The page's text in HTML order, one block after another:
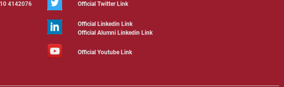
4142076 Official Twitter Link
Official Linkedin Link
Official Alumni Linkedin Link
Official Youtube Link